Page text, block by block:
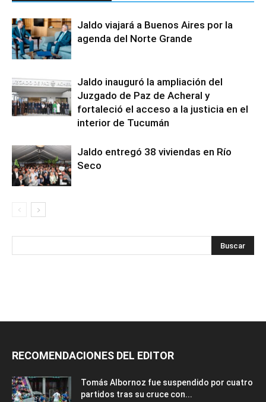
Jaldo viajará a Buenos Aires por la
agenda del Norte Grande
Jaldo inauguró la ampliación del
Juzgado de Paz de Acheral y
fortaleció el acceso a la justicia en el
interior de Tucumán
Jaldo entregó 38 viviendas en Río
Seco
RECOMENDACIONES DEL EDITOR
Tomás Albornoz fue suspendido por cuatro
partidos tras su cruce con...